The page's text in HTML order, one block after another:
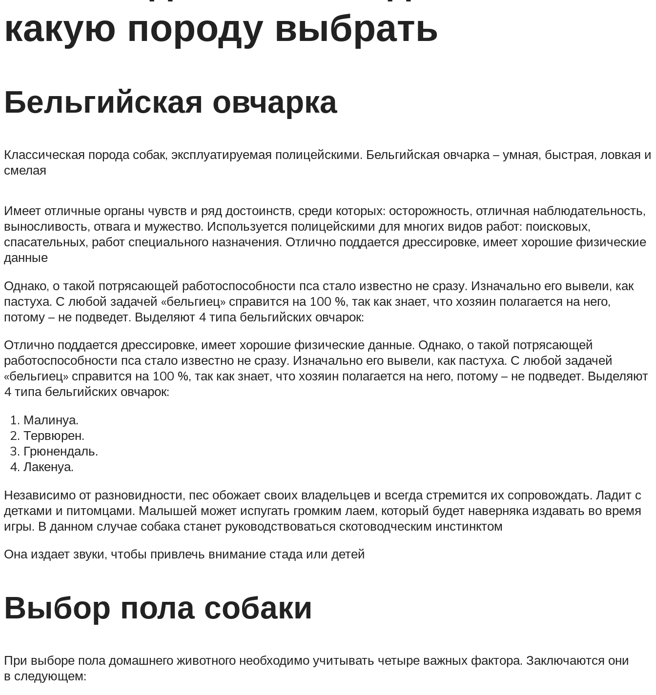
какую породу выбрать
Бельгийская овчарка
Классическая порода собак, эксплуатируемая полицейскими. Бельгийская овчарка – умная, быстрая, ловкая и
смелая
Имеет отличные органы чувств и ряд достоинств, среди которых: осторожность, отличная наблюдательность,
выносливость, отвага и мужество. Используется полицейскими для многих видов работ: поисковых,
спасательных, работ специального назначения. Отлично поддается дрессировке, имеет хорошие физические
данные
Однако, о такой потрясающей работоспособности пса стало известно не сразу. Изначально его вывели, как
пастуха. С любой задачей «бельгиец» справится на 100 %, так как знает, что хозяин полагается на него,
потому – не подведет. Выделяют 4 типа бельгийских овчарок:
Отлично поддается дрессировке, имеет хорошие физические данные. Однако, о такой потрясающей
работоспособности пса стало известно не сразу. Изначально его вывели, как пастуха. С любой задачей
«бельгиец» справится на 100 %, так как знает, что хозяин полагается на него, потому – не подведет. Выделяют
4 типа бельгийских овчарок:
Малинуа.
Тервюрен.
Грюнендаль.
Лакенуа.
Независимо от разновидности, пес обожает своих владельцев и всегда стремится их сопровождать. Ладит с
детками и питомцами. Малышей может испугать громким лаем, который будет наверняка издавать во время
игры. В данном случае собака станет руководствоваться скотоводческим инстинктом
Она издает звуки, чтобы привлечь внимание стада или детей
Выбор пола собаки
При выборе пола домашнего животного необходимо учитывать четыре важных фактора. Заключаются они
в следующем: